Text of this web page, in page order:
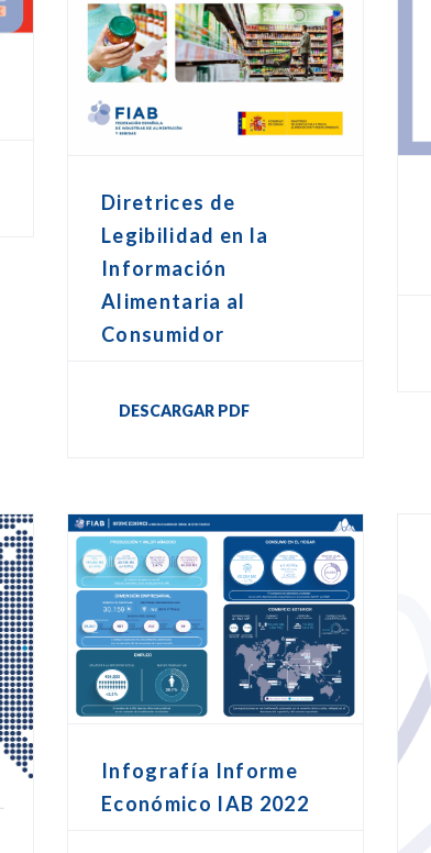
Diretrices de
Legibilidad en la
Información
Alimentaria al
Consumidor
DESCARGAR PDF
Infografía Informe
Económico IAB 2022